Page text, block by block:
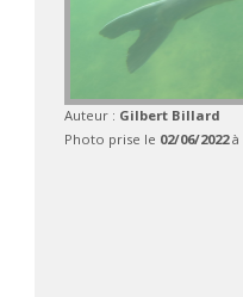
Auteur : Gilbert Billard
Photo prise le 02/06/2022à